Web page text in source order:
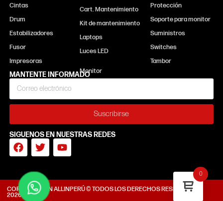
Cintas
Drum
Estabilizadores
Fusor
Impresoras
Cart. Mantenimiento
Kit de mantenimiento
Laptops
Luces LED
Protección
Soporte para monitor
Suministros
Switches
Tambor
MANTENTE INFORMADO
Suscribirse
SIGUENOS EN NUESTRAS REDES
CORPORACIÓN ALLINPERÚ © TODOS LOS DERECHOS RESERVADOS
2026
0